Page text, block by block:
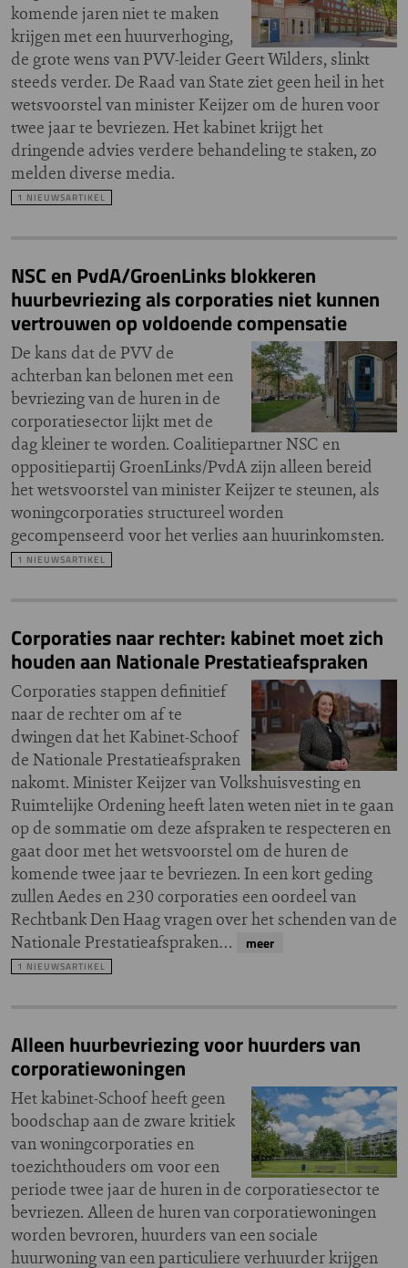
komende jaren niet te maken
krijgen met een huurverhoging,
de grote wens van PVV-leider Geert Wilders, slinkt
steeds verder. De Raad van State ziet geen heil in het
wetsvoorstel van minister Keijzer om de huren voor
twee jaar te bevriezen. Het kabinet krijgt het
dringende advies verdere behandeling te staken, zo
melden diverse media.
1 NIEUWSARTIKEL
NSC en PvdA/GroenLinks blokkeren
huurbevriezing als corporaties niet kunnen
vertrouwen op voldoende compensatie
De kans dat de PVV de
achterban kan belonen met een
bevriezing van de huren in de
corporatiesector lijkt met de
dag kleiner te worden. Coalitiepartner NSC en
oppositiepartij GroenLinks/PvdA zijn alleen bereid
het wetsvoorstel van minister Keijzer te steunen, als
woningcorporaties structureel worden
gecompenseerd voor het verlies aan huurinkomsten.
1 NIEUWSARTIKEL
Corporaties naar rechter: kabinet moet zich
houden aan Nationale Prestatieafspraken
Corporaties stappen definitief
naar de rechter om af te
dwingen dat het Kabinet-Schoof
de Nationale Prestatieafspraken
nakomt. Minister Keijzer van Volkshuisvesting en
Ruimtelijke Ordening heeft laten weten niet in te gaan
op de sommatie om deze afspraken te respecteren en
gaat door met het wetsvoorstel om de huren de
komende twee jaar te bevriezen. In een kort geding
zullen Aedes en 230 corporaties een oordeel van
Rechtbank Den Haag vragen over het schenden van de
Nationale Prestatieafspraken…
meer
1 NIEUWSARTIKEL
Alleen huurbevriezing voor huurders van
corporatiewoningen
Het kabinet-Schoof heeft geen
boodschap aan de zware kritiek
van woningcorporaties en
toezichthouders om voor een
periode twee jaar de huren in de corporatiesector te
bevriezen. Alleen de huren van corporatiewoningen
worden bevroren, huurders van een sociale
huurwoning van een particuliere verhuurder krijgen